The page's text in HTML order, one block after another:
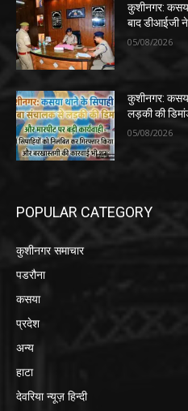
कुशीनगर: कसया
बाद डीआईजी
05/08/2026
कुशीनगर:
लड़की की
05/08/2026
POPULAR CATEGORY
कुशीनगर समाचार
पडरौना
कसया
प्रदेश
अन्य
हाटा
देवरिया न्यूज़ हिन्दी